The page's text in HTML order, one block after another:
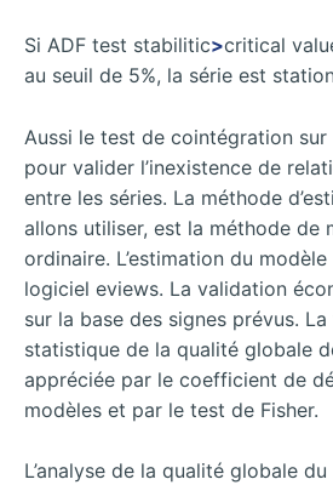
Si ADF test stabilitic>critical
au seuil de 5%, la série est
Aussi le test de cointégration
pour valider l’inexistence de
entre les séries. La méthode
allons utiliser, est la méthode de
ordinaire. L’estimation du
logiciel eviews. La validation
sur la base des signes prévus.
statistique de la qualité globale
appréciée par le coefficient de
modèles et par le test de Fisher.
L’analyse de la qualité globale